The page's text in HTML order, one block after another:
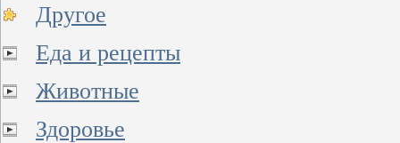
Другое
Еда и рецепты
Животные
Здоровье